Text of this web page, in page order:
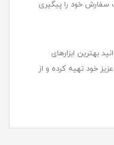
خود را پیگیری
بهترین ابزارهای
خود تهیه کرده و از